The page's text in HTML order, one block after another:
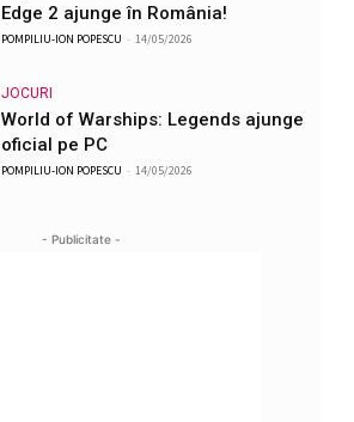
Edge 2 ajunge în România!
POMPILIU-ION POPESCU - 14/05/2026
JOCURI
World of Warships: Legends ajunge
oficial pe PC
POMPILIU-ION POPESCU - 14/05/2026
- Publicitate -